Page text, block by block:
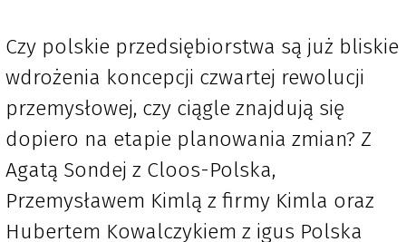
Czy polskie przedsiębiorstwa są już bliskie
wdrożenia koncepcji czwartej rewolucji
przemysłowej, czy ciągle znajdują się
dopiero na etapie planowania zmian? Z
Agatą Sondej z Cloos-Polska,
Przemysławem Kimlą z firmy Kimla oraz
Hubertem Kowalczykiem z igus Polska